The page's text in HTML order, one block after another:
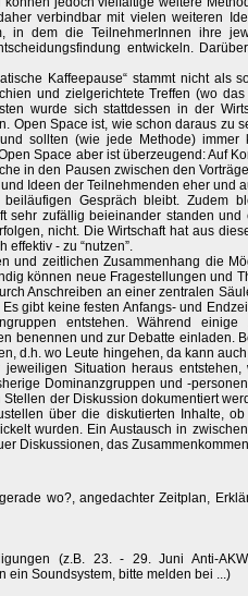
verbindbar mit vielen weiteren
in dem die TeilnehmerInnen ihre
entwickeln.
Kaffeepause“ stammt nicht als
und zielgerichtete Treffen (wo
wurde sich stattdessen in der
Open Space ist, wie schon daraus zu
sollten (wie jede Methode) immer
Space aber ist überzeugend: Auf
in den Pausen zwischen den
Ideen der Teilnehmenden eher und
Gespräch bleibt. Zudem
sehr zufällig beieinander standen
nicht. Die Wirtschaft hat aus
effektiv - zu “nutzen”.
und zeitlichen Zusammenhang die
können neue Fragestellungen und
Anschreiben an einer zentralen
gibt keine festen Anfangs- und
entstehen. Während
benennen und zur Debatte einladen.
d.h. wo Leute hingehen, da kann
Situation heraus entstehen,
Dominanzgruppen und -
der Diskussion dokumentiert
über die diskutierten Inhalte,
wurden. Ein Austausch in
Diskussionen, das
wo?, angedachter Zeitplan,
(z.B. 23. - 29. Juni Anti-
ein Soundsystem, bitte melden bei ...)